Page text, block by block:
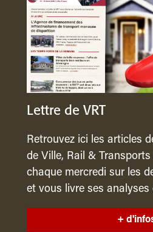
Lettre de VRT
Retrouvez ici les articles
de Ville, Rail &
chaque mercredi sur les
et vous livre ses analyses
+